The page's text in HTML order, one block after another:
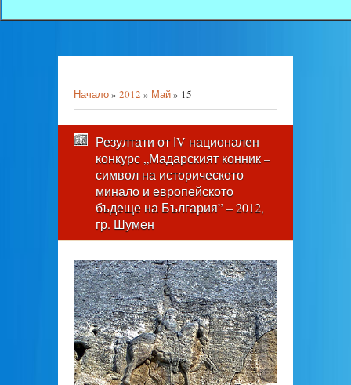
Начало» 2012 » Май» 15
Резултати от ІV национален
конкурс „Мадарският конник –
символ на историческото
минало и европейското
бъдеще на България” – 2012,
гр. Шумен